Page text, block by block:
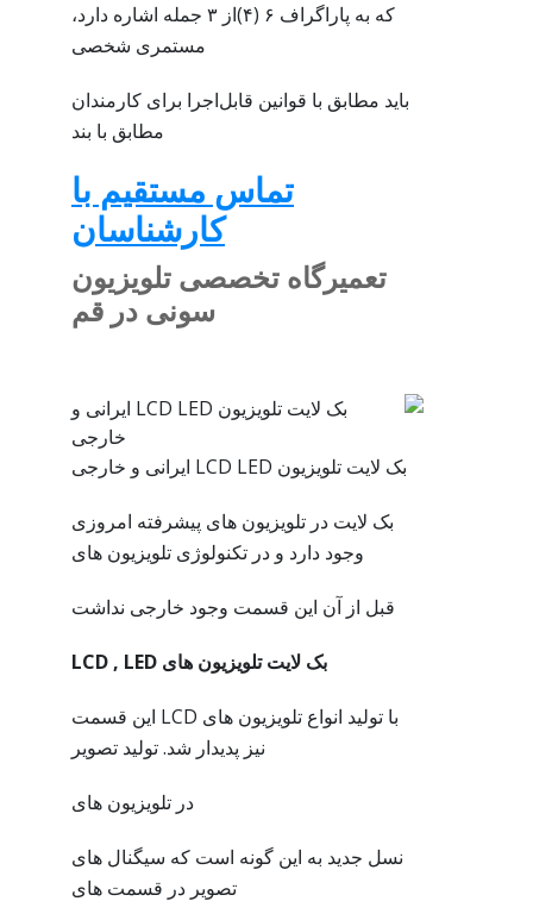
که به پاراگراف ۶ (۴)از ۳ جمله اشاره دارد،
مستمری شخصی
باید مطابق با قوانین قابل‌اجرا برای کارمندان
مطابق با بند
تماس مستقیم با
کارشناسان
تعمیرگاه تخصصی تلویزیون
سونی در قم
بک لایت تلویزیون LCD LED ایرانی و خارجی
بک لایت در تلویزیون های پیشرفته امروزی
وجود دارد و در تکنولوژی تلویزیون های
قبل از آن این قسمت وجود خارجی نداشت
بک لایت تلویزیون های LCD , LED
با تولید انواع تلویزیون های LCD این قسمت
نیز پدیدار شد. تولید تصویر
در تلویزیون های
نسل جدید به این گونه است که سیگنال های
تصویر در قسمت های